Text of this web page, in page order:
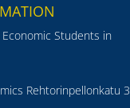
Students in
Rehtorinpellonkatu 3